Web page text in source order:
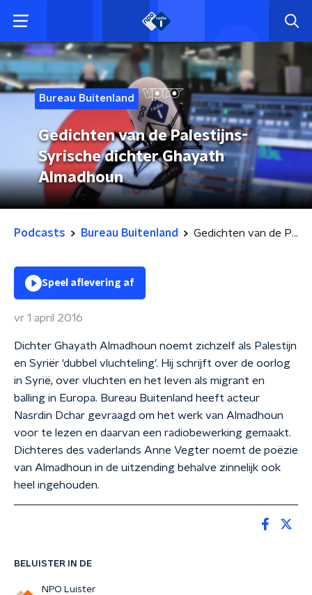
Bureau Buitenland
Gedichten van de Palestijns-
Syrische dichter Ghayath
Almadhoun
Podcasts Bureau Buitenland Gedichten van de Palestijns-Syrische dichter Ghayath Almadhoun
BELUISTER IN DE
NPO Luister
Speel aflevering af
vr 1 april 2016
Dichter Ghayath Almadhoun noemt zichzelf als Palestijn
en Syriër ‘dubbel vluchteling’. Hij schrijft over de oorlog
in Syrië, over vluchten en het leven als migrant en
balling in Europa. Bureau Buitenland heeft acteur
Nasrdin Dchar gevraagd om het werk van Almadhoun
voor te lezen en daarvan een radiobewerking gemaakt.
Dichteres des vaderlands Anne Vegter noemt de poëzie
van Almadhoun in de uitzending behalve zinnelijk ook
heel ingehouden.